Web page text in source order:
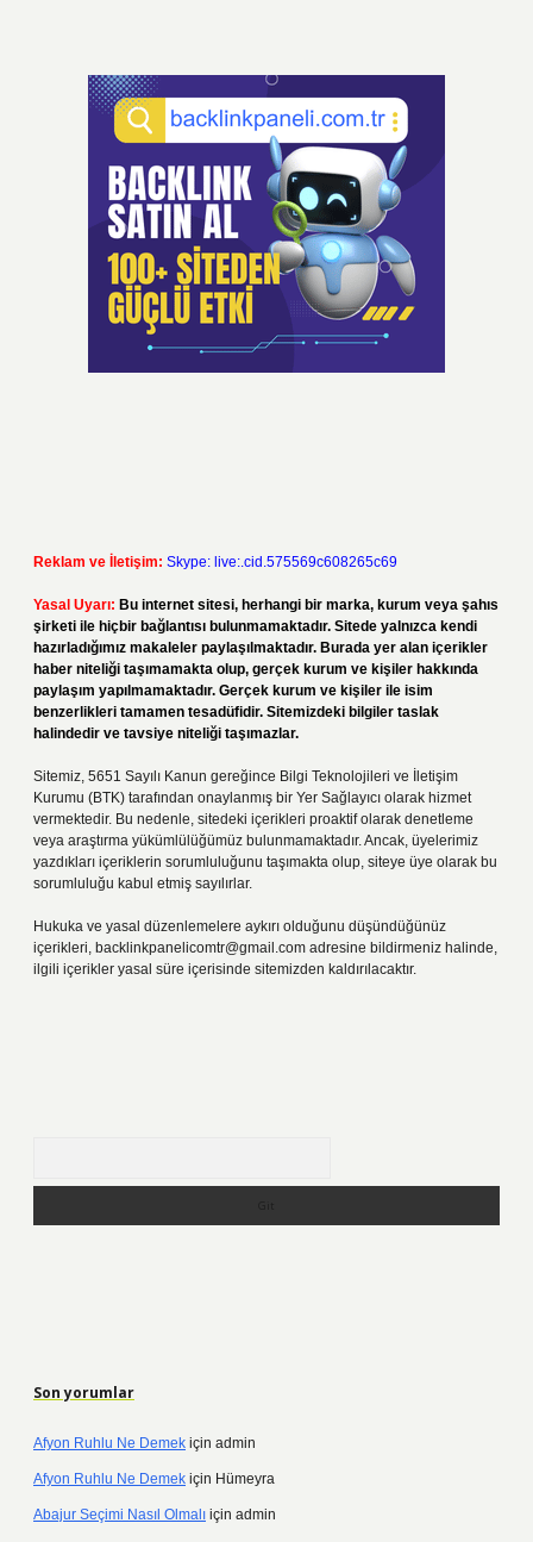
Reklam ve İletişim: Skype: live:.cid.575569c608265c69
Yasal Uyarı: Bu internet sitesi, herhangi bir marka, kurum veya şahıs
şirketi ile hiçbir bağlantısı bulunmamaktadır. Sitede yalnızca kendi
hazırladığımız makaleler paylaşılmaktadır. Burada yer alan içerikler
haber niteliği taşımamakta olup, gerçek kurum ve kişiler hakkında
paylaşım yapılmamaktadır. Gerçek kurum ve kişiler ile isim
benzerlikleri tamamen tesadüfidir. Sitemizdeki bilgiler taslak
halindedir ve tavsiye niteliği taşımazlar.
Sitemiz, 5651 Sayılı Kanun gereğince Bilgi Teknolojileri ve İletişim
Kurumu (BTK) tarafından onaylanmış bir Yer Sağlayıcı olarak hizmet
vermektedir. Bu nedenle, sitedeki içerikleri proaktif olarak denetleme
veya araştırma yükümlülüğümüz bulunmamaktadır. Ancak, üyelerimiz
yazdıkları içeriklerin sorumluluğunu taşımakta olup, siteye üye olarak bu
sorumluluğu kabul etmiş sayılırlar.
Hukuka ve yasal düzenlemelere aykırı olduğunu düşündüğünüz
içerikleri, backlinkpanelicomtr@gmail.com adresine bildirmeniz halinde,
ilgili içerikler yasal süre içerisinde sitemizden kaldırılacaktır.
Son yorumlar
Afyon Ruhlu Ne Demek için admin
Afyon Ruhlu Ne Demek için Hümeyra
Abajur Seçimi Nasıl Olmalı için admin